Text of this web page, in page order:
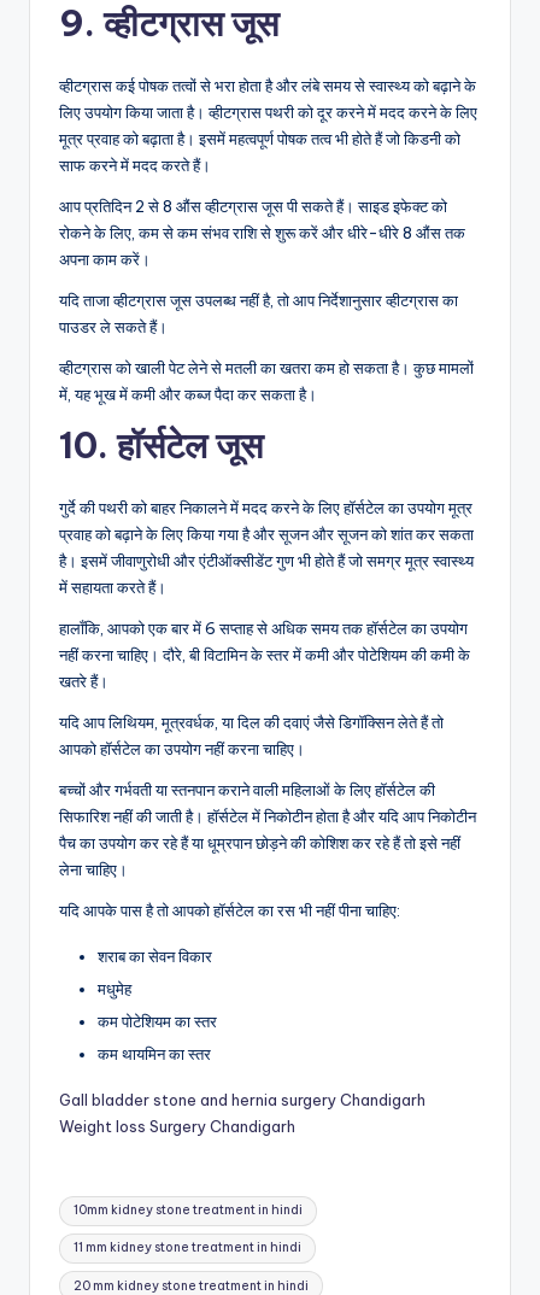
9. व्हीटग्रास जूस
व्हीटग्रास कई पोषक तत्वों से भरा होता है और लंबे समय से स्वास्थ्य को बढ़ाने के
लिए उपयोग किया जाता है। व्हीटग्रास पथरी को दूर करने में मदद करने के लिए
मूत्र प्रवाह को बढ़ाता है। इसमें महत्वपूर्ण पोषक तत्व भी होते हैं जो किडनी को
साफ करने में मदद करते हैं।
आप प्रतिदिन 2 से 8 औंस व्हीटग्रास जूस पी सकते हैं। साइड इफेक्ट को
रोकने के लिए, कम से कम संभव राशि से शुरू करें और धीरे-धीरे 8 औंस तक
अपना काम करें।
यदि ताजा व्हीटग्रास जूस उपलब्ध नहीं है, तो आप निर्देशानुसार व्हीटग्रास का
पाउडर ले सकते हैं।
व्हीटग्रास को खाली पेट लेने से मतली का खतरा कम हो सकता है। कुछ मामलों
में, यह भूख में कमी और कब्ज पैदा कर सकता है।
10. हॉर्सटेल जूस
गुर्दे की पथरी को बाहर निकालने में मदद करने के लिए हॉर्सटेल का उपयोग मूत्र
प्रवाह को बढ़ाने के लिए किया गया है और सूजन और सूजन को शांत कर सकता
है। इसमें जीवाणुरोधी और एंटीऑक्सीडेंट गुण भी होते हैं जो समग्र मूत्र स्वास्थ्य
में सहायता करते हैं।
हालाँकि, आपको एक बार में 6 सप्ताह से अधिक समय तक हॉर्सटेल का उपयोग
नहीं करना चाहिए। दौरे, बी विटामिन के स्तर में कमी और पोटेशियम की कमी के
खतरे हैं।
यदि आप लिथियम, मूत्रवर्धक, या दिल की दवाएं जैसे डिगॉक्सिन लेते हैं तो
आपको हॉर्सटेल का उपयोग नहीं करना चाहिए।
बच्चों और गर्भवती या स्तनपान कराने वाली महिलाओं के लिए हॉर्सटेल की
सिफारिश नहीं की जाती है। हॉर्सटेल में निकोटीन होता है और यदि आप निकोटीन
पैच का उपयोग कर रहे हैं या धूम्रपान छोड़ने की कोशिश कर रहे हैं तो इसे नहीं
लेना चाहिए।
यदि आपके पास है तो आपको हॉर्सटेल का रस भी नहीं पीना चाहिए:
शराब का सेवन विकार
मधुमेह
कम पोटेशियम का स्तर
कम थायमिन का स्तर
Gall bladder stone and hernia surgery Chandigarh
Weight loss Surgery Chandigarh
Tags:
10mm kidney stone treatment in hindi
11 mm kidney stone treatment in hindi
20 mm kidney stone treatment in hindi